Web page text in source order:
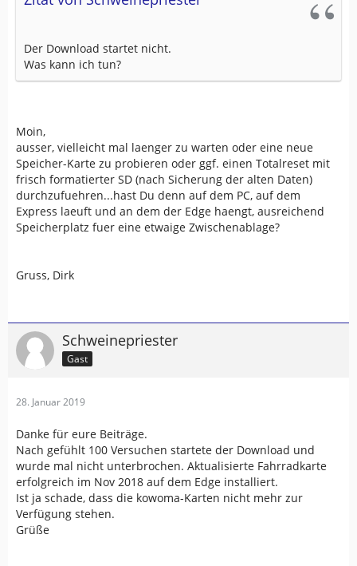
Der Download startet nicht.
Was kann ich tun?
Moin,
ausser, vielleicht mal laenger zu warten oder eine neue
Speicher-Karte zu probieren oder ggf. einen Totalreset mit
frisch formatierter SD (nach Sicherung der alten Daten)
durchzufuehren...hast Du denn auf dem PC, auf dem
Express laeuft und an dem der Edge haengt, ausreichend
Speicherplatz fuer eine etwaige Zwischenablage?
Gruss, Dirk
Schweinepriester
Gast
28. Januar 2019
Danke für eure Beiträge.
Nach gefühlt 100 Versuchen startete der Download und
wurde mal nicht unterbrochen. Aktualisierte Fahrradkarte
erfolgreich im Nov 2018 auf dem Edge installiert.
Ist ja schade, dass die kowoma-Karten nicht mehr zur
Verfügung stehen.
Grüße